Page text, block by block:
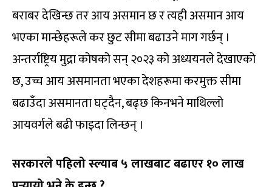
बराबर देखिन्छ तर आय असमान छ र त्यही असमान आय
भएका मान्छेहरूले कर छुट सीमा बढाउने माग गर्छन् ।
अन्तर्राष्ट्रिय मुद्रा कोषको सन् २०२३ को अध्ययनले देखाएको
छ, उच्च आय असमानता भएका देशहरूमा करमुक्त सीमा
बढाउँदा असमानता घट्दैन, बढ्छ किनभने माथिल्लो
आयवर्गले बढी फाइदा लिन्छन् ।
सरकारले पहिलो स्ल्याब ५ लाखबाट बढाएर १० लाख